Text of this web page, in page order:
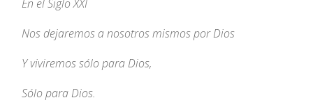
En el Siglo XXI
Nos dejaremos a nosotros mismos por Dios
Y viviremos sólo para Dios,
Sólo para Dios.